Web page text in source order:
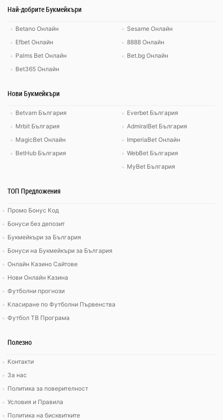
Най-добрите Букмейкъри
Betano Онлайн
Efbet Онлайн
Palms Bet Онлайн
Bet365 Онлайн
Sesame Онлайн
8888 Онлайн
Bet.bg Онлайн
Нови Букмейкъри
Betvam България
Mrbit България
MagicBet Онлайн
BetHub България
Everbet България
AdmiralBet България
ImperiaBet Онлайн
WebBet България
MyBet България
ТОП Предложения
Промо Бонус Код
Бонуси без депозит
Букмейкъри за България
Бонуси на Букмейкъри за България
Онлайн Казино Сайтове
Нови Онлайн Казина
Футболни прогнози
Класиране по Футболни Първенства
Футбол ТВ Програма
Полезно
Контакти
За нас
Политика за поверителност
Условия и Правила
Политика на бисквитките